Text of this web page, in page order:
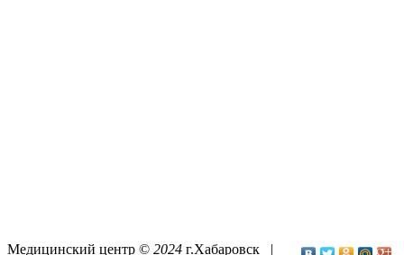
Медицинский центр © 2024 г.Хабаровск |